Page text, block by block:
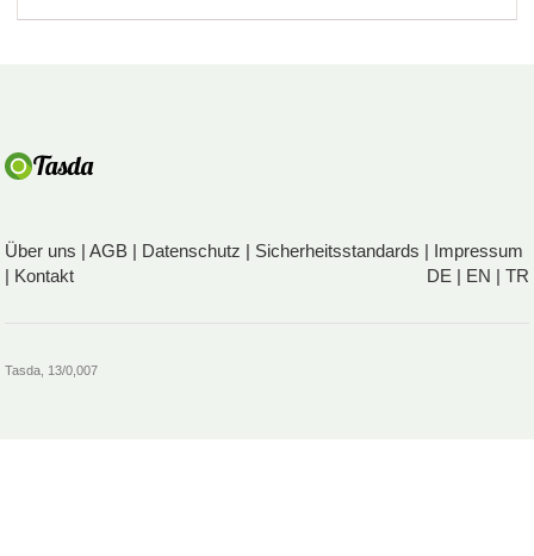
Über uns |AGB Datenschutz Sicherheitsstandards
Impressum
Kontakt DE| EN TR
Tasda, 13/0,007